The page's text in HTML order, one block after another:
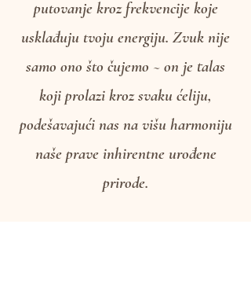
Zvučna kupka je vibraciono
putovanje kroz frekvencije koje
usklađuju tvoju energiju. Zvuk nije
samo ono što čujemo ~ on je talas
koji prolazi kroz svaku ćeliju,
podešavajući nas na višu harmoniju
naše prave inhirentne urođene